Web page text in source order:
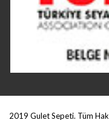
2019 Gulet Sepeti. Tüm